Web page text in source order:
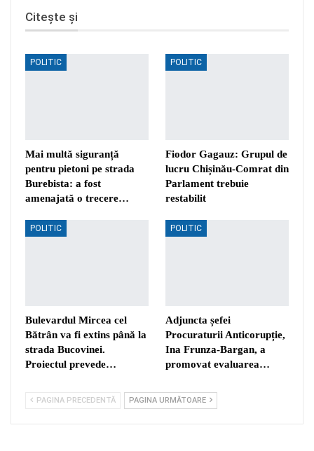
Citește și
POLITIC
Mai multă siguranță
pentru pietoni pe strada
Burebista: a fost
amenajată o trecere…
POLITIC
Fiodor Gagauz: Grupul de
lucru Chișinău-Comrat din
Parlament trebuie
restabilit
POLITIC
Bulevardul Mircea cel
Bătrân va fi extins până la
strada Bucovinei.
Proiectul prevede…
POLITIC
Adjuncta șefei
Procuraturii Anticorupție,
Ina Frunza-Bargan, a
promovat evaluarea…
PAGINA PRECEDENTĂ PAGINA URMĂTOARE